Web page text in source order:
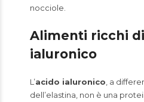
nocciole.
Alimenti ricchi
ialuronico
L’acido ialuronico , a
dell’elastina, non è una